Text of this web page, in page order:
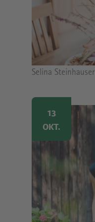
Bildrechte
Selina Steinhauser
Image
13
OKT.